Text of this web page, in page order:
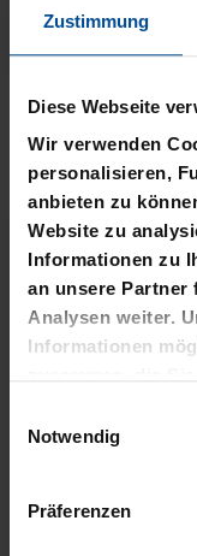
Zustimmung
Diese Webseite
Wir verwenden
personalisieren,
anbieten zu
Website zu
Informationen zu
an unsere Partner
Analysen weiter.
Informationen
gesammelt haben.
Notwendig
Präferenzen
PLÜSCHBALL LOGO
GROSS
14,95 €